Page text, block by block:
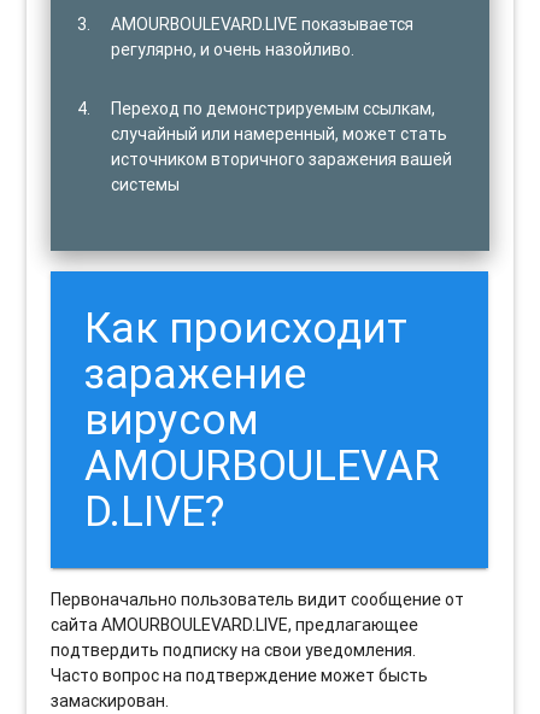
AMOURBOULEVARD.LIVE показывается
регулярно, и очень назойливо.
Переход по демонстрируемым ссылкам,
случайный или намеренный, может стать
источником вторичного заражения вашей
системы
Как происходит
заражение
вирусом
AMOURBOULEVAR
D.LIVE?
Первоначально пользователь видит сообщение от
сайта AMOURBOULEVARD.LIVE, предлагающее
подтвердить подписку на свои уведомления.
Часто вопрос на подтверждение может бысть
замаскирован.